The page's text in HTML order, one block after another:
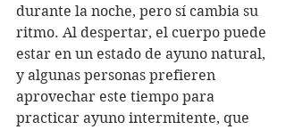
durante la noche, pero sí cambia su
ritmo. Al despertar, el cuerpo puede
estar en un estado de ayuno natural,
y algunas personas prefieren
aprovechar este tiempo para
practicar ayuno intermitente, que